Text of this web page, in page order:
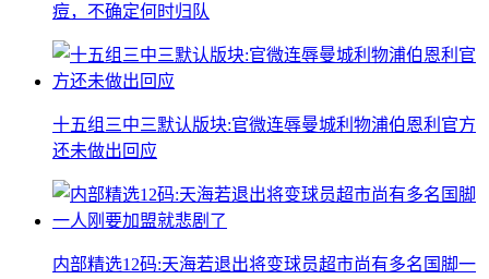
痘，不确定何时归队
十五组三中三默认版块:官微连辱曼城利物浦伯恩利官方
还未做出回应
内部精选12码:天海若退出将变球员超市尚有多名国脚一